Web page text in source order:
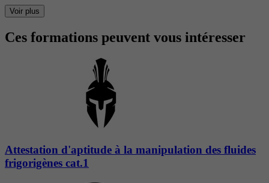
Voir plus
Ces formations peuvent vous intéresser
Attestation d'aptitude à la manipulation des fluides
frigorigènes cat.1